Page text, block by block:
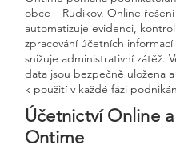
obce – Rudíkov. Online řešení
automatizuje evidenci,
zpracování účetních informací
snižuje administrativní zátěž.
data jsou bezpečně uložena
k použití v každé fázi
Účetnictví Online a
Ontime